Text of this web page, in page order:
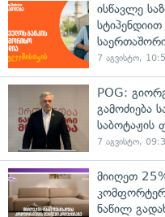
ისწავლე
7 აგვისტო,
POG:
გამოძიება
საბოტაჟის
7 აგვისტო,
მიიღეთ
ნაწილ